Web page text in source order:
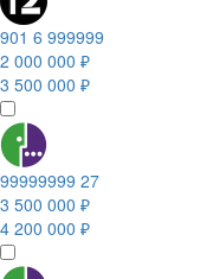
901 6 999999
2 000 000 ₽
3 500 000 ₽
99999999 27
3 500 000 ₽
4 200 000 ₽